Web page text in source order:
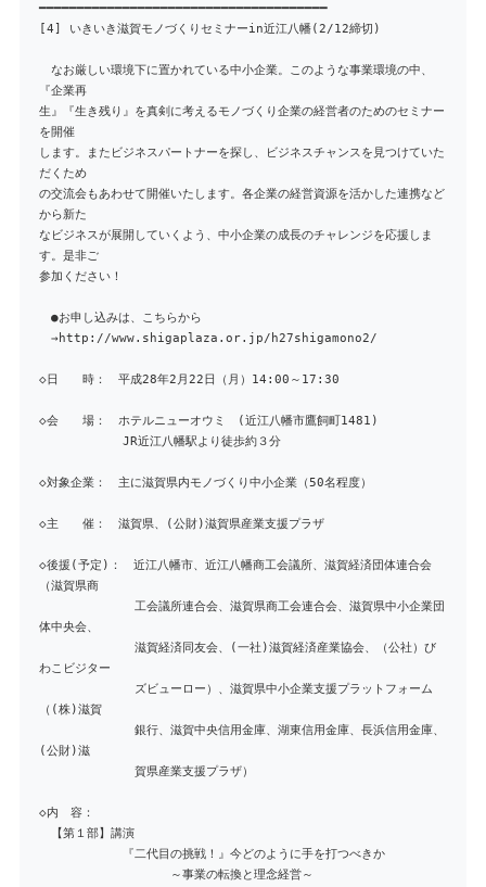
━━━━━━━━━━━━━━━━━━━━━━━━━━━━━━━━━━━━━━
[4] いきいき滋賀モノづくりセミナーin近江八幡(2/12締切)
なお厳しい環境下に置かれている中小企業。このような事業環境の中、
『企業再
生』『生き残り』を真剣に考えるモノづくり企業の経営者のためのセミナー
を開催
します。またビジネスパートナーを探し、ビジネスチャンスを見つけていた
だくため
の交流会もあわせて開催いたします。各企業の経営資源を活かした連携など
から新た
なビジネスが展開していくよう、中小企業の成長のチャレンジを応援しま
す。是非ご
参加ください！
●お申し込みは、こちらから
→http://www.shigaplaza.or.jp/h27shigamono2/
◇日 時： 平成28年2月22日（月）14:00～17:30
◇会 場： ホテルニューオウミ (近江八幡市鷹飼町1481)
JR近江八幡駅より徒歩約３分
◇対象企業： 主に滋賀県内モノづくり中小企業（50名程度）
◇主 催： 滋賀県、(公財)滋賀県産業支援プラザ
◇後援(予定)： 近江八幡市、近江八幡商工会議所、滋賀経済団体連合会
（滋賀県商
工会議所連合会、滋賀県商工会連合会、滋賀県中小企業団
体中央会、
滋賀経済同友会、(一社)滋賀経済産業協会、（公社）び
わこビジター
ズビューロー）、滋賀県中小企業支援プラットフォーム
（(株)滋賀
銀行、滋賀中央信用金庫、湖東信用金庫、長浜信用金庫、
(公財)滋
賀県産業支援プラザ）
◇内 容：
【第１部】講演
『二代目の挑戦！』今どのように手を打つべきか
～事業の転換と理念経営～